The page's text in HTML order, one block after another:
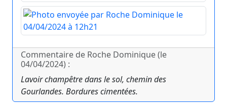
Commentaire de Roche Dominique (le
04/04/2024) :
Lavoir champêtre dans le sol, chemin des
Gourlandes. Bordures cimentées.